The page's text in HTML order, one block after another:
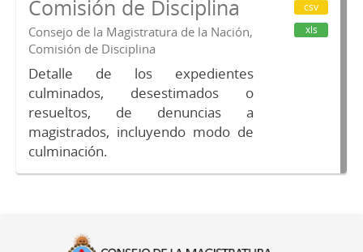
Comisión de Disciplina
Consejo de la Magistratura de la Nación,
Comisión de Disciplina
Detalle de los expedientes
culminados, desestimados o
resueltos, de denuncias a
magistrados, incluyendo modo de
culminación.
csv
xls